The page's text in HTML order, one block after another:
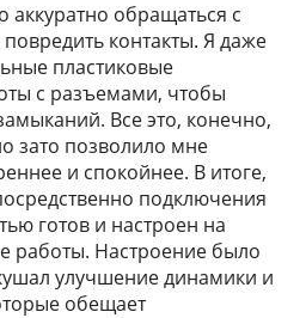
обращаться с
контакты. Я даже
пластиковые
с разъемами, чтобы
Все это, конечно,
зато позволило мне
и спокойнее. В итоге,
подключения
готов и настроен на
работы. Настроение было
улучшение динамики и
обещает